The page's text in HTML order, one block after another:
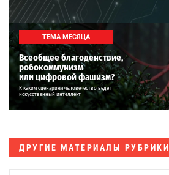
ТЕМА МЕСЯЦА
Всеобщее благоденствие,
робокоммунизм
или цифровой фашизм?
К каким сценариям человечество ведет
искусственный интеллект
ДРУГИЕ МАТЕРИАЛЫ РУБРИКИ